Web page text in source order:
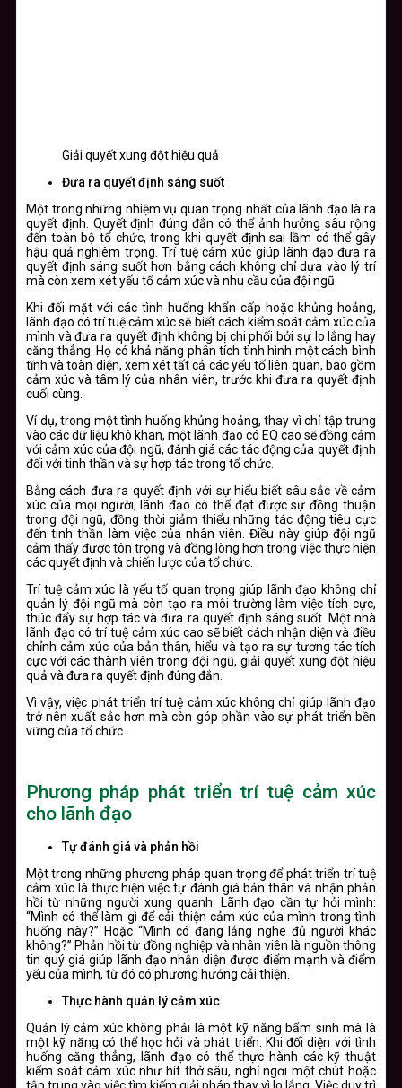
Giải quyết xung đột hiệu quả
Đưa ra quyết định sáng suốt
Một trong những nhiệm vụ quan trọng nhất của lãnh đạo là ra
quyết định. Quyết định đúng đắn có thể ảnh hưởng sâu rộng
đến toàn bộ tổ chức, trong khi quyết định sai lầm có thể gây
hậu quả nghiêm trọng. Trí tuệ cảm xúc giúp lãnh đạo đưa ra
quyết định sáng suốt hơn bằng cách không chỉ dựa vào lý trí
mà còn xem xét yếu tố cảm xúc và nhu cầu của đội ngũ.
Khi đối mặt với các tình huống khẩn cấp hoặc khủng hoảng,
lãnh đạo có trí tuệ cảm xúc sẽ biết cách kiểm soát cảm xúc của
mình và đưa ra quyết định không bị chi phối bởi sự lo lắng hay
căng thẳng. Họ có khả năng phân tích tình hình một cách bình
tĩnh và toàn diện, xem xét tất cả các yếu tố liên quan, bao gồm
cảm xúc và tâm lý của nhân viên, trước khi đưa ra quyết định
cuối cùng.
Ví dụ, trong một tình huống khủng hoảng, thay vì chỉ tập trung
vào các dữ liệu khô khan, một lãnh đạo có EQ cao sẽ đồng cảm
với cảm xúc của đội ngũ, đánh giá các tác động của quyết định
đối với tinh thần và sự hợp tác trong tổ chức.
Bằng cách đưa ra quyết định với sự hiểu biết sâu sắc về cảm
xúc của mọi người, lãnh đạo có thể đạt được sự đồng thuận
trong đội ngũ, đồng thời giảm thiểu những tác động tiêu cực
đến tinh thần làm việc của nhân viên. Điều này giúp đội ngũ
cảm thấy được tôn trọng và đồng lòng hơn trong việc thực hiện
các quyết định và chiến lược của tổ chức.
Trí tuệ cảm xúc là yếu tố quan trọng giúp lãnh đạo không chỉ
quản lý đội ngũ mà còn tạo ra môi trường làm việc tích cực,
thúc đẩy sự hợp tác và đưa ra quyết định sáng suốt. Một nhà
lãnh đạo có trí tuệ cảm xúc cao sẽ biết cách nhận diện và điều
chỉnh cảm xúc của bản thân, hiểu và tạo ra sự tương tác tích
cực với các thành viên trong đội ngũ, giải quyết xung đột hiệu
quả và đưa ra quyết định đúng đắn.
Vì vậy, việc phát triển trí tuệ cảm xúc không chỉ giúp lãnh đạo
trở nên xuất sắc hơn mà còn góp phần vào sự phát triển bền
vững của tổ chức.
Phương pháp phát triển trí tuệ cảm xúc
cho lãnh đạo
Tự đánh giá và phản hồi
Một trong những phương pháp quan trọng để phát triển trí tuệ
cảm xúc là thực hiện việc tự đánh giá bản thân và nhận phản
hồi từ những người xung quanh. Lãnh đạo cần tự hỏi mình:
“Mình có thể làm gì để cải thiện cảm xúc của mình trong tình
huống này?” Hoặc “Mình có đang lắng nghe đủ người khác
không?” Phản hồi từ đồng nghiệp và nhân viên là nguồn thông
tin quý giá giúp lãnh đạo nhận diện được điểm mạnh và điểm
yếu của mình, từ đó có phương hướng cải thiện.
Thực hành quản lý cảm xúc
Quản lý cảm xúc không phải là một kỹ năng bẩm sinh mà là
một kỹ năng có thể học hỏi và phát triển. Khi đối diện với tình
huống căng thẳng, lãnh đạo có thể thực hành các kỹ thuật
kiểm soát cảm xúc như hít thở sâu, nghỉ ngơi một chút hoặc